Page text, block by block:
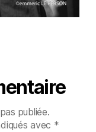
publiée.
avec *